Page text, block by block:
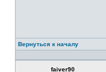
Вернуться к началу
faiver90